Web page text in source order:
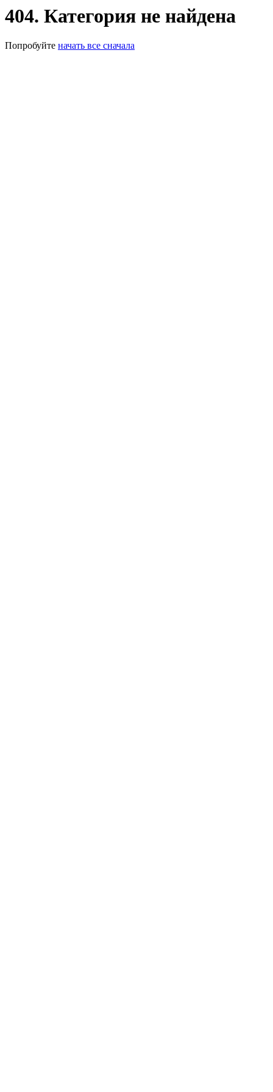
404. Категория не найдена
Попробуйте начать все сначала